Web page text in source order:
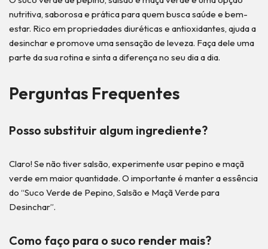
nutritiva, saborosa e prática para quem busca saúde e bem-
estar. Rico em propriedades diuréticas e antioxidantes, ajuda a
desinchar e promove uma sensação de leveza. Faça dele uma
parte da sua rotina e sinta a diferença no seu dia a dia.
Perguntas Frequentes
Posso substituir algum ingrediente?
Claro! Se não tiver salsão, experimente usar pepino e maçã
verde em maior quantidade. O importante é manter a essência
do “Suco Verde de Pepino, Salsão e Maçã Verde para
Desinchar”.
Como faço para o suco render mais?